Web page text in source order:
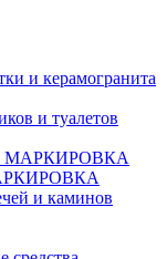
и керамогранита
и туалетов
МАРКИРОВКА
и каминов